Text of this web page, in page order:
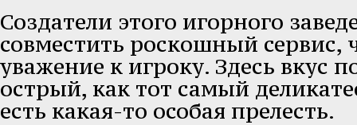
Создатели этого игорного
совместить роскошный сервис,
уважение к игроку. Здесь вкус
острый, как тот самый
есть какая-то особая прелесть.